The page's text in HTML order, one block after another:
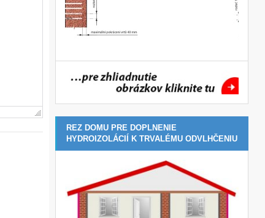
REZ DOMU PRE DOPLNENIE
HYDROIZOLÁCIÍ K TRVALÉMU ODVLHČENIU